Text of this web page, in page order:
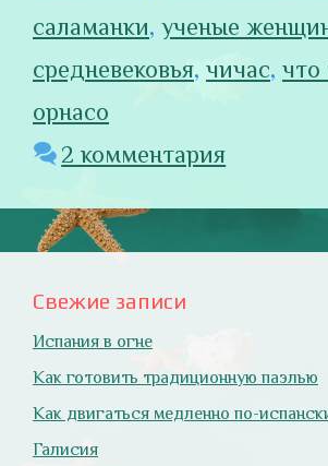
саламанки, ученые
средневековья, чичас, что
орнасо
2 комментария
Свежие записи
Испания в огне
Как готовить традиционную паэлью
Как двигаться медленно по-
Галисия